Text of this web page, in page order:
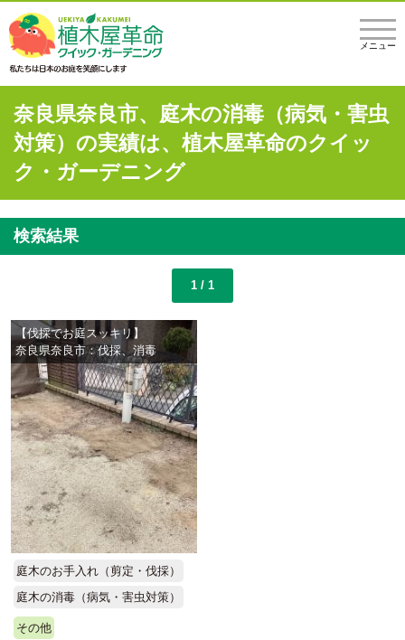
メニュー
奈良県奈良市、庭木の消毒（病気・害虫
対策）の実績は、植木屋革命のクイッ
ク・ガーデニング
検索結果
1 / 1
【伐採でお庭スッキリ】
奈良県奈良市：伐採、消毒
庭木のお手入れ（剪定・伐採）
庭木の消毒（病気・害虫対策）
その他